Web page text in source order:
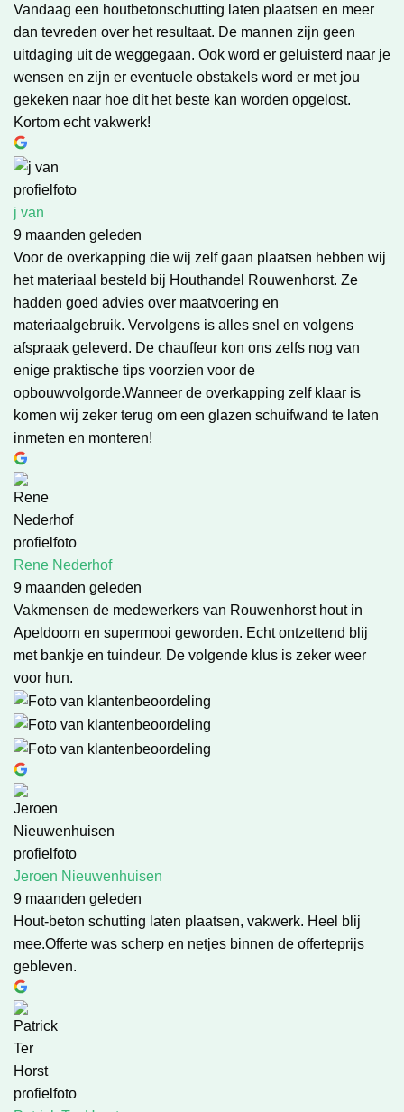
Vandaag een houtbetonschutting laten plaatsen en meer
dan tevreden over het resultaat. De mannen zijn geen
uitdaging uit de weggegaan. Ook word er geluisterd naar je
wensen en zijn er eventuele obstakels word er met jou
gekeken naar hoe dit het beste kan worden opgelost.
Kortom echt vakwerk!
j van
9 maanden geleden
Voor de overkapping die wij zelf gaan plaatsen hebben wij
het materiaal besteld bij Houthandel Rouwenhorst. Ze
hadden goed advies over maatvoering en
materiaalgebruik. Vervolgens is alles snel en volgens
afspraak geleverd. De chauffeur kon ons zelfs nog van
enige praktische tips voorzien voor de
opbouwvolgorde.Wanneer de overkapping zelf klaar is
komen wij zeker terug om een glazen schuifwand te laten
inmeten en monteren!
Rene Nederhof
9 maanden geleden
Vakmensen de medewerkers van Rouwenhorst hout in
Apeldoorn en supermooi geworden. Echt ontzettend blij
met bankje en tuindeur. De volgende klus is zeker weer
voor hun.
Jeroen Nieuwenhuisen
9 maanden geleden
Hout-beton schutting laten plaatsen, vakwerk. Heel blij
mee.Offerte was scherp en netjes binnen de offerteprijs
gebleven.